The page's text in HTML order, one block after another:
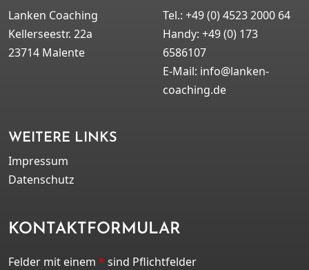
Lanken Coaching
Kellerseestr. 22a
23714 Malente
Tel.: +49 (0) 4523 2000 64
Handy: +49 (0) 173
6586107
E-Mail: info@lanken-
coaching.de
WEITERE LINKS
Impressum
Datenschutz
KONTAKTFORMULAR
Felder mit einem * sind Pflichtfelder